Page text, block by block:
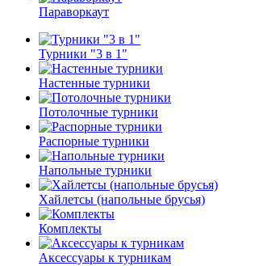
Параворкаут
Турники "3 в 1"
Настенные турники
Потолочные турники
Распорные турники
Напольные турники
Хайлетсы (напольные брусья)
Комплекты
Аксессуары к турникам